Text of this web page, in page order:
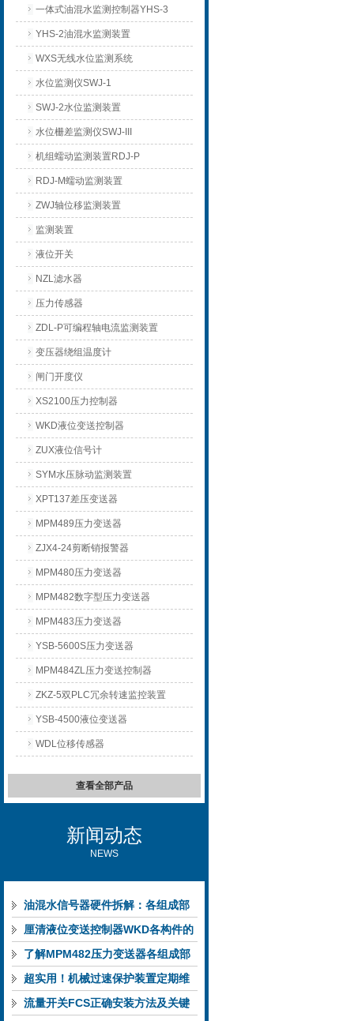
一体式油混水监测控制器YHS-3
YHS-2油混水监测装置
WXS无线水位监测系统
水位监测仪SWJ-1
SWJ-2水位监测装置
水位栅差监测仪SWJ-III
机组蠕动监测装置RDJ-P
RDJ-M蠕动监测装置
ZWJ轴位移监测装置
监测装置
液位开关
NZL滤水器
压力传感器
ZDL-P可编程轴电流监测装置
变压器绕组温度计
闸门开度仪
XS2100压力控制器
WKD液位变送控制器
ZUX液位信号计
SYM水压脉动监测装置
XPT137差压变送器
MPM489压力变送器
ZJX4-24剪断销报警器
MPM480压力变送器
MPM482数字型压力变送器
MPM483压力变送器
YSB-5600S压力变送器
MPM484ZL压力变送控制器
ZKZ-5双PLC冗余转速监控装置
YSB-4500液位变送器
WDL位移传感器
查看全部产品
新闻动态
NEWS
油混水信号器硬件拆解：各组成部
件的功能特点与性能指标
厘清液位变送控制器WKD各构件的
功能特性稳定完成液位监测
了解MPM482压力变送器各组成部
件功能特点有助于提升选型合理性
超实用！机械过速保护装置定期维
护保养方法大汇总
流量开关FCS正确安装方法及关键